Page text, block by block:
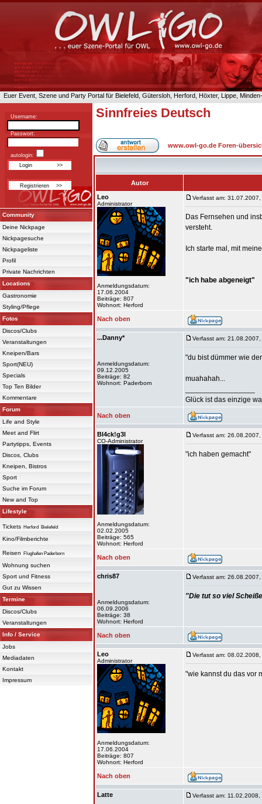
Euer Event, Szene und Party Portal für Bielefeld, Gütersloh, Herford, Höxter, Lippe,
Username:
Passwort:
autologin:
Community
Deine Nickpage
Nickpagesuche
Nickpageliste
Profil
Private Nachrichten
Locations
Gastronomie
Styling/Pflege
Fotos
Discos/Clubs
Veranstaltungen
Kneipen/Bars
Sport(NEU)
Specials
Top Ten Bilder
Kommentare
Forum
Life and Style
Meet and Flirt
Partytipps, Events
Discos, Clubs
Kneipen, Bistros
Sport
Suche im Forum
New and Top
Lifestyle
Tickets Herford Bielefeld
Kino/Filmberichte
Reisen Flughafen Paderborn
Wohnung suchen
Sport und Fitness
Gut zu Wissen
Termine
Discos/Clubs
Veranstaltungen
Info / Service
Jobs
Mediadaten
Kontakt
Impressum
Sinnfreies Deutsch
www.owl-go.de Foren-
Autor
Leo
Administrator
Anmeldungsdatum:
17.06.2004
Beiträge: 807
Wohnort: Herford
Verfasst am:
Das Fernsehen und
versteht.
Ich starte mal, mit
"ich habe abgeneigt"
Nach oben
...Danny*
Anmeldungsdatum:
09.12.2005
Beiträge: 82
Wohnort: Paderborn
Verfasst am:
"du bist dümmer wie
muahahah...
Glück ist das einzige
Nach oben
Bl4ck!g3l
CO-Administrator
Anmeldungsdatum:
02.02.2005
Beiträge: 565
Wohnort: Herford
Verfasst am:
"ich haben gemacht"
Nach oben
chris87
Anmeldungsdatum:
06.09.2006
Beiträge: 38
Wohnort: Herford
Verfasst am:
"Die tut so viel
Nach oben
Leo
Administrator
Anmeldungsdatum:
17.06.2004
Beiträge: 807
Wohnort: Herford
Verfasst am:
"wie kannst du das vor
Nach oben
Latte Verfasst am: 11.02.2008,